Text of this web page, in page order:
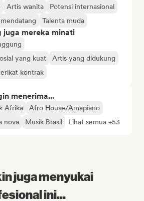
Artis wanita
Potensi internasional
Talenta muda
mereka minati
yang kuat
Artis yang didukung
kontrak
menerima...
Afrika
Afro House/Amapiano
nova Musik Brasil Lihat semua +53
juga menyukai
ini...